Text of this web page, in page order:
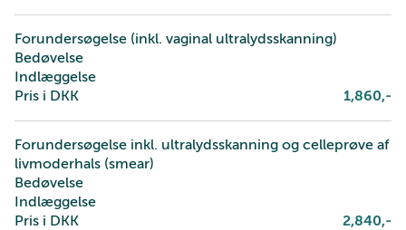
Forundersøgelse (inkl. vaginal ultralydsskanning)
Bedøvelse
Indlæggelse
Pris i DKK
1,860,-
Forundersøgelse inkl. ultralydsskanning og celleprøve af
livmoderhals (smear)
Bedøvelse
Indlæggelse
Pris i DKK
2,840,-